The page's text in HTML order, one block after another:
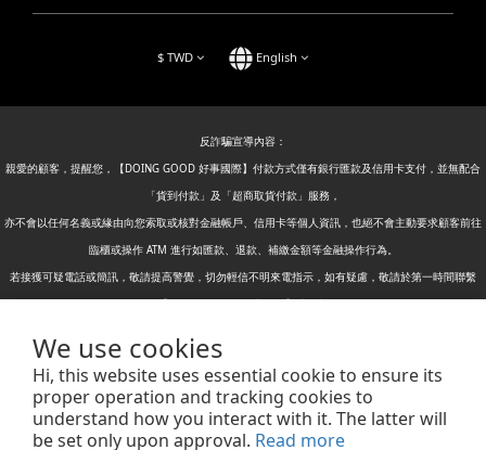
We use cookies
Hi, this website uses essential cookie to ensure its
proper operation and tracking cookies to
understand how you interact with it. The latter will
be set only upon approval. Read more
$ TWD English
反詐騙宣導內容：
親愛的顧客，提醒您，【DOING GOOD 好事國際】付款方式僅有銀行匯款及信用卡支付，並無配合
「貨到付款」及「超商取貨付款」服務，
亦不會以任何名義或緣由向您索取或核對金融帳戶、信用卡等個人資訊，也絕不會主動要求顧客前往
臨櫃或操作 ATM 進行如匯款、退款、補繳金額等金融操作行為。
若接獲可疑電話或簡訊，敬請提高警覺，切勿輕信不明來電指示，如有疑慮，敬請於第一時間聯繫
警政署165全民防騙網：https://www.165.gov.tw/
DOING GOOD International Trading Co.,Ltd.| No. 16, Dingliao 2nd St., Bali Dist., New Taipei City